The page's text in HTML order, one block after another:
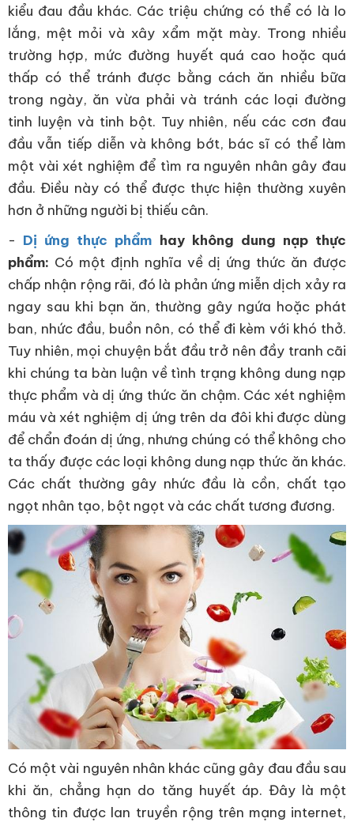
kiểu đau đầu khác. Các triệu chứng có thể có là lo
lắng, mệt mỏi và xây xẩm mặt mày. Trong nhiều
trường hợp, mức đường huyết quá cao hoặc quá
thấp có thể tránh được bằng cách ăn nhiều bữa
trong ngày, ăn vừa phải và tránh các loại đường
tinh luyện và tinh bột. Tuy nhiên, nếu các cơn đau
đầu vẫn tiếp diễn và không bớt, bác sĩ có thể làm
một vài xét nghiệm để tìm ra nguyên nhân gây đau
đầu. Điều này có thể được thực hiện thường xuyên
hơn ở những người bị thiếu cân.
- Dị ứng thực phẩm hay không dung nạp thực
phẩm: Có một định nghĩa về dị ứng thức ăn được
chấp nhận rộng rãi, đó là phản ứng miễn dịch xảy ra
ngay sau khi bạn ăn, thường gây ngứa hoặc phát
ban, nhức đầu, buồn nôn, có thể đi kèm với khó thở.
Tuy nhiên, mọi chuyện bắt đầu trở nên đầy tranh cãi
khi chúng ta bàn luận về tình trạng không dung nạp
thực phẩm và dị ứng thức ăn chậm. Các xét nghiệm
máu và xét nghiệm dị ứng trên da đôi khi được dùng
để chẩn đoán dị ứng, nhưng chúng có thể không cho
ta thấy được các loại không dung nạp thức ăn khác.
Các chất thường gây nhức đầu là cồn, chất tạo
ngọt nhân tạo, bột ngọt và các chất tương đương.
Có một vài nguyên nhân khác cũng gây đau đầu sau
khi ăn, chẳng hạn do tăng huyết áp. Đây là một
thông tin được lan truyền rộng trên mạng internet,